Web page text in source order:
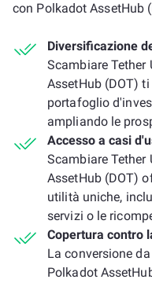
con Polkadot AssetHub
Diversificazione
Scambiare Tether
AssetHub (DOT)
portafoglio
ampliando le
Accesso a casi
Scambiare Tether
AssetHub (DOT)
utilità uniche,
servizi o le
Copertura contro
La conversione
Polkadot